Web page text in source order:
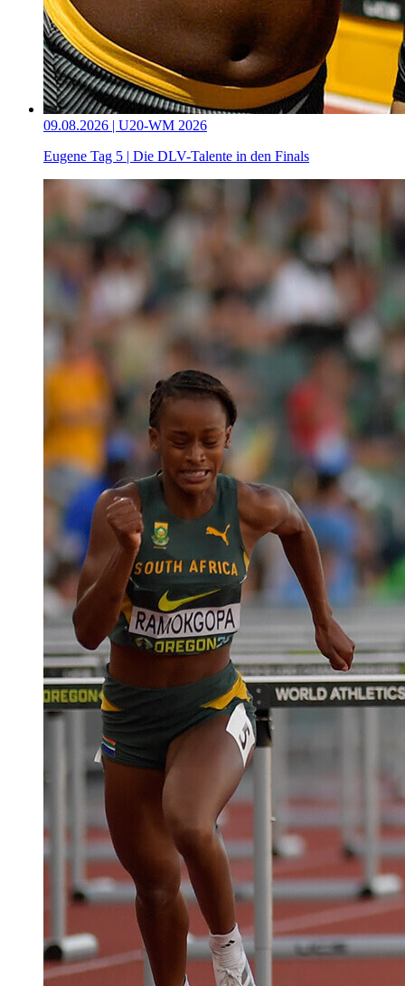
09.08.2026 | U20-WM 2026
Eugene Tag 5 | Die DLV-Talente in den Finals